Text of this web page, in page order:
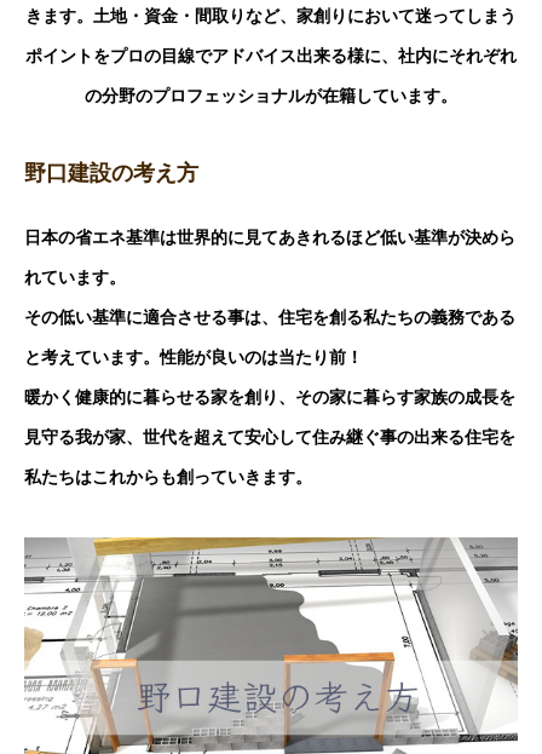
きます。土地・資金・間取りなど、家創りにおいて迷ってしまう
ポイントをプロの目線でアドバイス出来る様に、社内にそれぞれ
の分野のプロフェッショナルが在籍しています。
野口建設の考え方
日本の省エネ基準は世界的に見てあきれるほど低い基準が決めら
れています。
その低い基準に適合させる事は、住宅を創る私たちの義務である
と考えています。性能が良いのは当たり前！
暖かく健康的に暮らせる家を創り、その家に暮らす家族の成長を
見守る我が家、世代を超えて安心して住み継ぐ事の出来る住宅を
私たちはこれからも創っていきます。